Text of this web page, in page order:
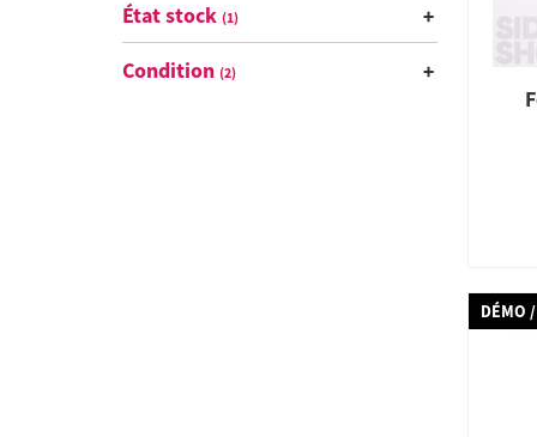
État stock (1)
Condition (2)
DÉMO